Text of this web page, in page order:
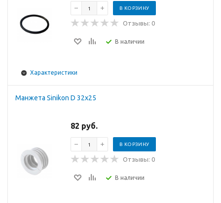
В КОРЗИНУ
Отзывы: 0
В наличии
Характеристики
Манжета Sinikon D 32x25
82 руб.
В КОРЗИНУ
Отзывы: 0
В наличии